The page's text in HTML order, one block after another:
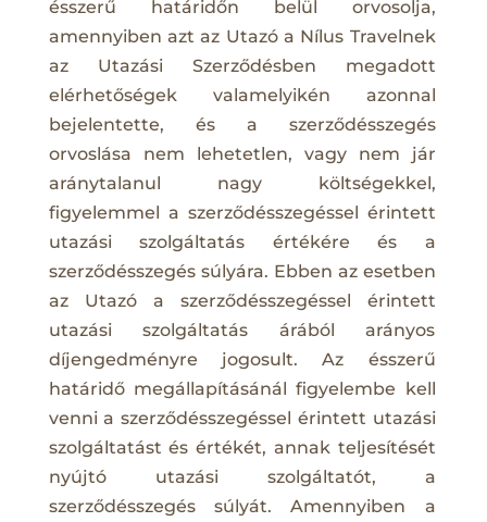
ésszerű határidőn belül orvosolja,
amennyiben azt az Utazó a Nílus Travelnek
az Utazási Szerződésben megadott
elérhetőségek valamelyikén azonnal
bejelentette, és a szerződésszegés
orvoslása nem lehetetlen, vagy nem jár
aránytalanul nagy költségekkel,
figyelemmel a szerződésszegéssel érintett
utazási szolgáltatás értékére és a
szerződésszegés súlyára. Ebben az esetben
az Utazó a szerződésszegéssel érintett
utazási szolgáltatás árából arányos
díjengedményre jogosult. Az ésszerű
határidő megállapításánál figyelembe kell
venni a szerződésszegéssel érintett utazási
szolgáltatást és értékét, annak teljesítését
nyújtó utazási szolgáltatót, a
szerződésszegés súlyát. Amennyiben a